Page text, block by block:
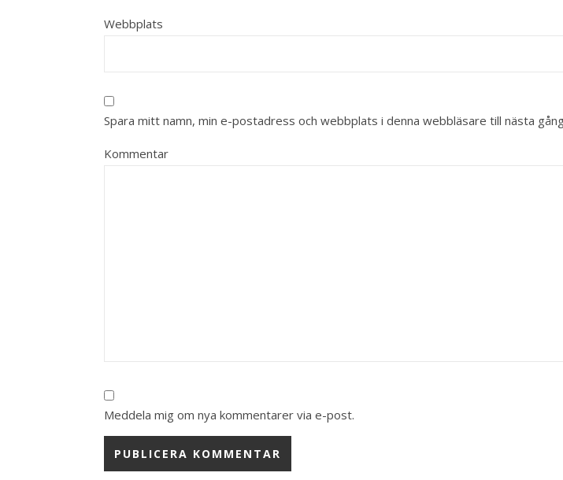
Webbplats
Spara mitt namn, min e-postadress och webbplats i denna webbläsare till nästa
Kommentar
Meddela mig om nya kommentarer via e-post.